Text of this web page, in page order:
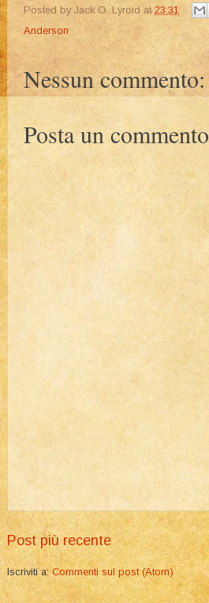
Posted by Jack O. Lyroid at 23:31
Anderson
Nessun commento:
Posta un commento
Post più recente
Iscriviti a:Commenti sul post (Atom)